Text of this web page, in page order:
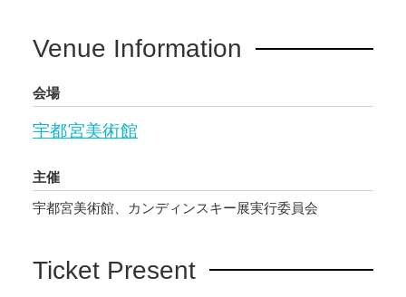
Venue Information
会場
宇都宮美術館
主催
宇都宮美術館、カンディンスキー展実行委員会
Ticket Present